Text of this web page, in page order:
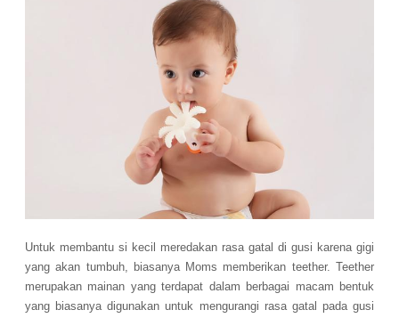
Untuk membantu si kecil meredakan rasa gatal di gusi karena gigi
yang akan tumbuh, biasanya Moms memberikan teether. Teether
merupakan mainan yang terdapat dalam berbagai macam bentuk
yang biasanya digunakan untuk mengurangi rasa gatal pada gusi